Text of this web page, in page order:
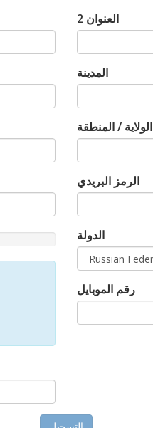
العنوان 2
المدينة
الولاية / المنطقة
الرمز البريدي
الدولة
رقم الموبايل